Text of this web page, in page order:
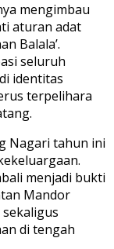
mengimbau
aturan adat
Balala’.
seluruh
identitas
terpelihara
Nagari tahun ini
menjadi bukti
Mandor
di tengah